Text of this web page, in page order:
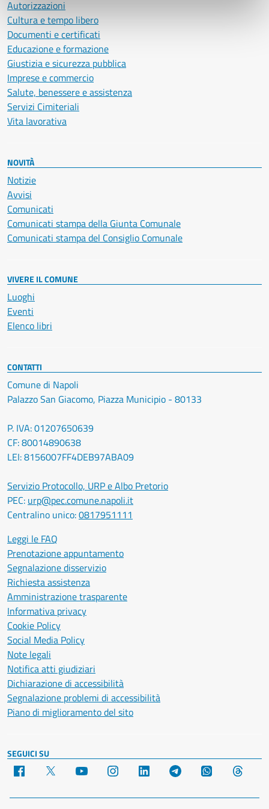
Autorizzazioni
Cultura e tempo libero
Documenti e certificati
Educazione e formazione
Giustizia e sicurezza pubblica
Imprese e commercio
Salute, benessere e assistenza
Servizi Cimiteriali
Vita lavorativa
NOVITÀ
Notizie
Avvisi
Comunicati
Comunicati stampa della Giunta Comunale
Comunicati stampa del Consiglio Comunale
VIVERE IL COMUNE
Luoghi
Eventi
Elenco libri
CONTATTI
Comune di Napoli
Palazzo San Giacomo, Piazza Municipio - 80133
P. IVA: 01207650639
CF: 80014890638
LEI: 8156007FF4DEB97ABA09
Servizio Protocollo, URP e Albo Pretorio
PEC: urp@pec.comune.napoli.it
Centralino unico:0817951111
Leggi le FAQ
Prenotazione appuntamento
Segnalazione disservizio
Richiesta assistenza
Amministrazione trasparente
Informativa privacy
Cookie Policy
Social Media Policy
Note legali
Notifica atti giudiziari
Dichiarazione di accessibilità
Segnalazione problemi di accessibilità
Piano di miglioramento del sito
SEGUICI SU
Facebook YouTube Instagram LinkedIn Telegram WhatsApp